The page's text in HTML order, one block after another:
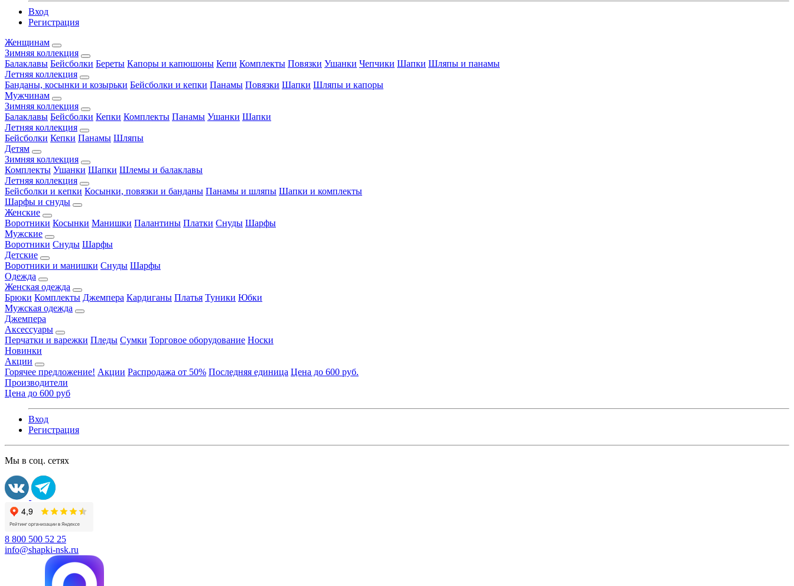
Вход
Регистрация
Женщинам
Зимняя коллекция
Балаклавы Бейсболки Береты Капоры и капюшоны Кепи Комплекты Повязки Ушанки Чепчики Шапки Шляпы и панамы
Летняя коллекция
Банданы, косынки и козырьки Бейсболки и кепки Панамы Повязки Шапки Шляпы и капоры
Мужчинам
Зимняя коллекция
Балаклавы Бейсболки Кепки Комплекты Панамы Ушанки Шапки
Летняя коллекция
Бейсболки Кепки Панамы Шляпы
Детям
Зимняя коллекция
Комплекты Ушанки Шапки Шлемы и балаклавы
Летняя коллекция
Бейсболки и кепки Косынки, повязки и банданы Панамы и шляпы Шапки и комплекты
Шарфы и снуды
Женские
Воротники Косынки Манишки Палантины Платки Снуды Шарфы
Мужские
Воротники Снуды Шарфы
Детские
Воротники и манишки Снуды Шарфы
Одежда
Женская одежда
Брюки Комплекты Джемпера Кардиганы Платья Туники Юбки
Мужская одежда
Джемпера
Аксессуары
Перчатки и варежки Пледы Сумки Торговое оборудование Носки
Новинки
Акции
Горячее предложение! Акции Распродажа от 50% Последняя единица Цена до 600 руб.
Производители
Цена до 600 руб
Вход
Регистрация
Мы в соц. сетях
8 800 500 52 25
info@shapki-nsk.ru